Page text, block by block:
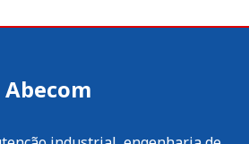
Abecom